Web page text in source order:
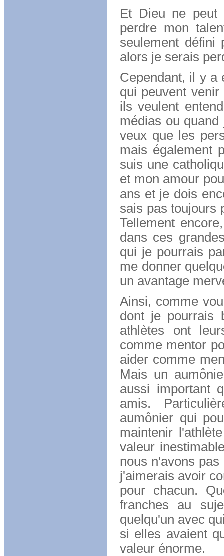
Et Dieu ne peut
perdre mon
seulement
alors je serais
Cependant, il y a
qui peuvent
ils veulent
médias ou
veux que les
mais également
suis une
et mon amour
ans et je dois
sais pas toujours
Tellement
dans ces
qui je pourrais
me donner
un avantage
Ainsi, comme
dont je pourrais
athlètes ont
comme mentor
aider comme
Mais un
aussi important
amis.
aumônier qui
maintenir
valeur
nous n'avons
j'aimerais avoir
pour chacun.
franches au
quelqu'un avec
si elles avaient
valeur énorme.